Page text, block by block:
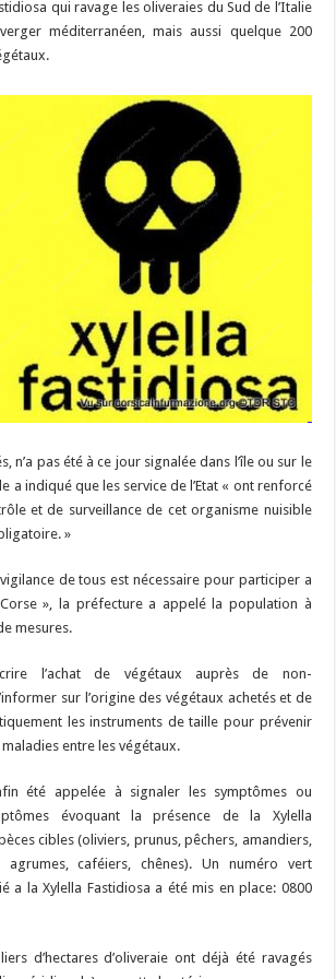
a
m
c
at
Li
k
o t
p
l
g
er
qui ravage les oliveraies du Sud de l’Italie
méditerranéen, mais aussi quelque 200
n’a pas été à ce jour signalée dans l’île ou sur le
a indiqué que les service de l’Etat « ont renforcé
et de surveillance de cet organisme nuisible
»
de tous est nécessaire pour participer a
», la préfecture a appelé la population à
mesures.
l’achat de végétaux auprès de non-
sur l’origine des végétaux achetés et de
les instruments de taille pour prévenir
entre les végétaux.
été appelée à signaler les symptômes ou
évoquant la présence de la Xylella
cibles (oliviers, prunus, pêchers, amandiers,
agrumes, caféiers, chênes). Un numéro vert
a la Xylella Fastidiosa a été mis en place: 0800
d’hectares d’oliveraie ont déjà été ravagés